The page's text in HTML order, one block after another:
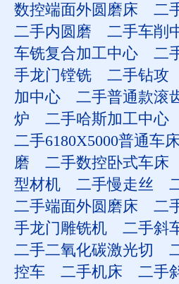
数控端面外圆磨床
二
二手内圆磨
二手车削
车铣复合加工中心
二
手龙门镗铣
二手钻攻
加中心
二手普通款滚
炉
二手哈斯加工中心
二手6180X5000普通车床
磨
二手数控卧式车床
型材机
二手慢走丝
二手端面外圆磨床
二
手龙门雕铣机
二手斜
二手二氧化碳激光切
控车
二手机床 二手